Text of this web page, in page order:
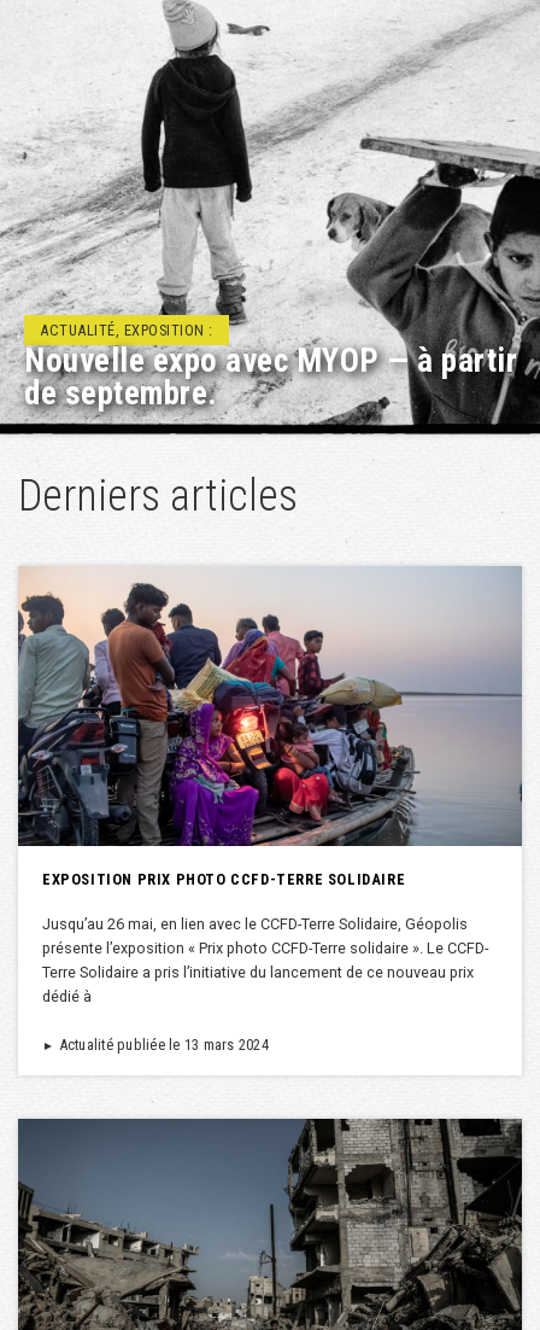
ACTUALITÉ, RENCONTRE/DÉBAT :
Projets éducatifs à Géopolis
Derniers articles
EXPOSITION PRIX PHOTO CCFD-TERRE SOLIDAIRE
Jusqu’au 26 mai, en lien avec le CCFD-Terre Solidaire, Géopolis
présente l’exposition « Prix photo CCFD-Terre solidaire ». Le CCFD-
Terre Solidaire a pris l’initiative du lancement de ce nouveau prix
dédié à
► Actualité publiée le 13 mars 2024